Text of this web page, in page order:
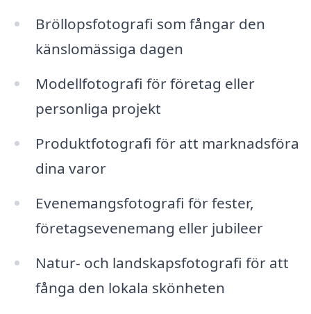
Bröllopsfotografi som fångar den
känslomässiga dagen
Modellfotografi för företag eller
personliga projekt
Produktfotografi för att marknadsföra
dina varor
Evenemangsfotografi för fester,
företagsevenemang eller jubileer
Natur- och landskapsfotografi för att
fånga den lokala skönheten